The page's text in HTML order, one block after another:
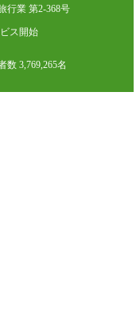
行業 第2-368号
ス開始
数 3,769,265名